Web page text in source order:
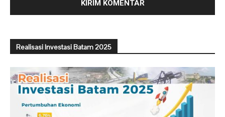
Realisasi Investasi Batam 2025